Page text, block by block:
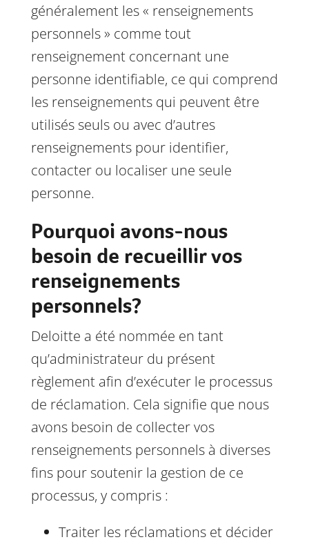
généralement les « renseignements
personnels » comme tout
renseignement concernant une
personne identifiable, ce qui comprend
les renseignements qui peuvent être
utilisés seuls ou avec d’autres
renseignements pour identifier,
contacter ou localiser une seule
personne.
Pourquoi avons-nous
besoin de recueillir vos
renseignements
personnels?
Deloitte a été nommée en tant
qu’administrateur du présent
règlement afin d’exécuter le processus
de réclamation. Cela signifie que nous
avons besoin de collecter vos
renseignements personnels à diverses
fins pour soutenir la gestion de ce
processus, y compris :
Traiter les réclamations et décider